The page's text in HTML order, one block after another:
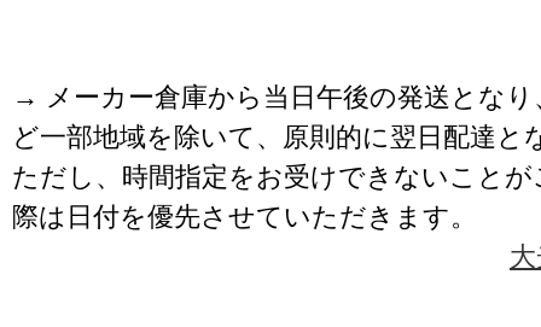
→ メーカー倉庫から当日午後の発送となり
ど一部地域を除いて、原則的に翌日配達と
ただし、時間指定をお受けできないこと
際は日付を優先させていただきます。